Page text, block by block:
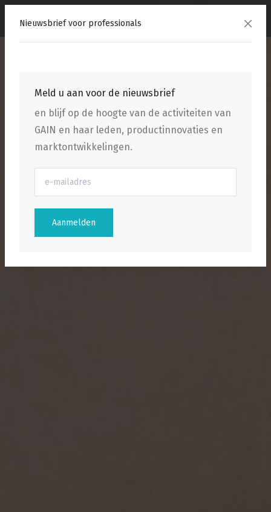
Nieuwsbrief voor professionals
Meld u aan voor de nieuwsbrief
en blijf op de hoogte van de activiteiten van
GAIN en haar leden, productinnovaties en
marktontwikkelingen.